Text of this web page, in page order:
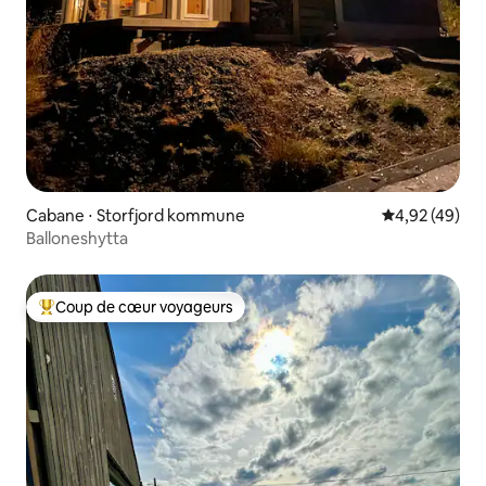
Cabane ⋅ Storfjord kommune Évaluation
4,92 (49)
Balloneshytta
Coups de cœur voyageurs les plus appréciés
Coup de cœur voyageurs